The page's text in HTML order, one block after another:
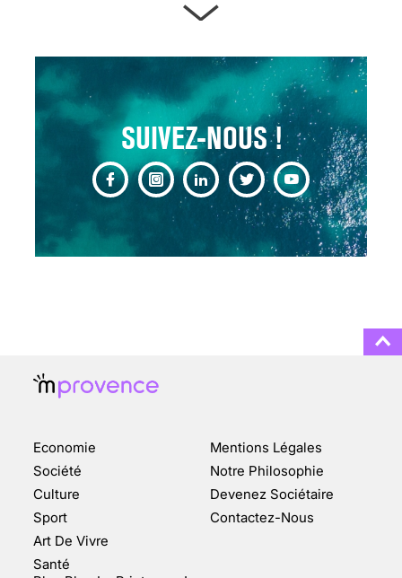
SUIVEZ-NOUS !
13 août 2024
CHANGEMENT DE SEXE :
DES DEMANDES
TOUJOURS PLUS
FAIT SURFACE À
MARSEILLE (1/5)
10 jan 2022
Economie
Société
Culture
Sport
Art De Vivre
Santé
Mentions Légales
Notre Philosophie
Devenez Sociétaire
Contactez-Nous